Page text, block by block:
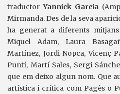
traductorYannick Garcia
Mirmanda. Des de la seva
ha generat a diferents
Miquel Adam, Laura
Martínez, Jordi Nopca, Vicenç
Puntí, Martí Sales, Sergi
que em deixo algun nom. Que
artística i crítica com Pagès o